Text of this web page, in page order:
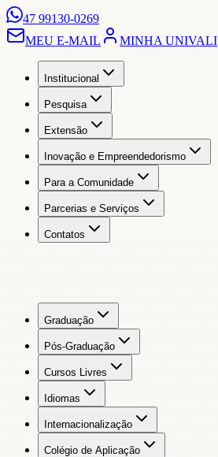
47 99130-0269
MEU E-MAIL
MINHA UNIVALI
Institucional
Pesquisa
Extensão
Inovação e Empreendedorismo
Para a Comunidade
Parcerias e Serviços
Contatos
Graduação
Pós-Graduação
Cursos Livres
Idiomas
Internacionalização
Colégio de Aplicação